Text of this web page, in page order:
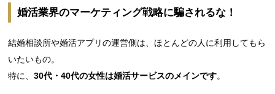
婚活業界のマーケティング戦略に騙されるな！
結婚相談所や婚活アプリの運営側は、ほとんどの人に利用してもら
いたいもの。
特に、30代・40代の女性は婚活サービスのメインです。